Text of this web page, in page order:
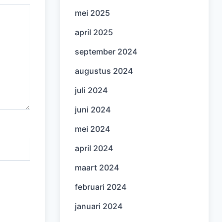
mei 2025
april 2025
september 2024
augustus 2024
juli 2024
juni 2024
mei 2024
april 2024
maart 2024
februari 2024
januari 2024